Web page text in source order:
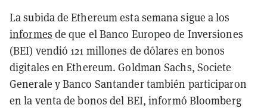
La subida de Ethereum esta semana sigue a los
informes de que el Banco Europeo de Inversiones
(BEI) vendió 121 millones de dólares en bonos
digitales en Ethereum. Goldman Sachs, Societe
Generale y Banco Santander también participaron
en la venta de bonos del BEI, informó Bloomberg